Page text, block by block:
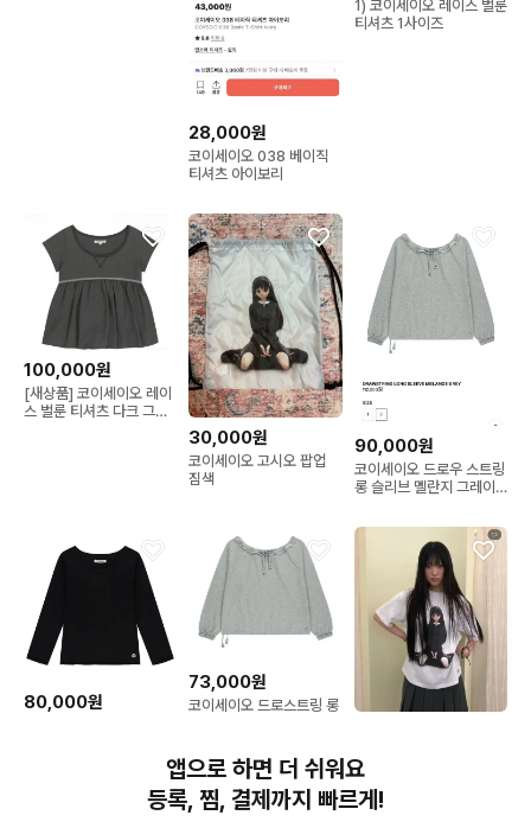
28,000원
코이세이오 038 베이직
티셔츠 아이보리
1) 코이세이오 레이스 벌룬
티셔츠 1사이즈
100,000원
[새상품] 코이세이오 레이
스 벌룬 티셔츠 다크 그레
30,000원
코이세이오 고시오 팝업
짐색
90,000원
코이세이오 드로우 스트링
롱 슬리브 멜란지 그레이
80,000원
73,000원
코이세이오 드로스트링 롱
코이세이오 고시오 반팔
티셔츠
앱으로 하면 더 쉬워요
등록, 찜, 결제까지 빠르게!